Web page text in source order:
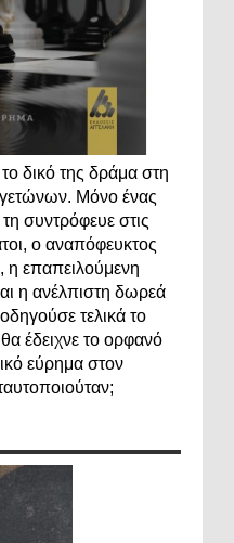
δικό της δράμα στη
Μόνο ένας
συντρόφευε στις
ο αναπόφευκτος
η επαπειλούμενη
η ανέλπιστη δωρεά
τελικά το
έδειχνε το ορφανό
εύρημα στον